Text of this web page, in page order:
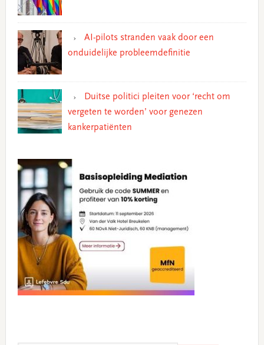
AI-pilots stranden vaak door een
onduidelijke probleemdefinitie
Duitse politici pleiten voor ‘recht om
vergeten te worden’ voor genezen
kankerpatiënten